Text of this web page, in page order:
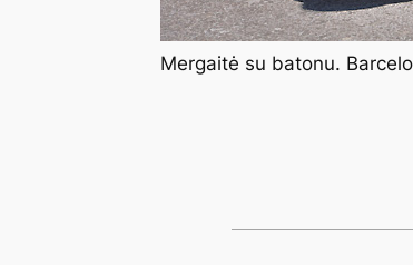
Mergaitė su batonu.